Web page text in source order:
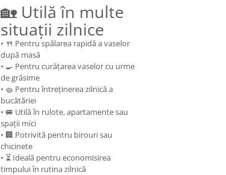
🏡 Utilă în multe
situații zilnice
• 🍴 Pentru spălarea rapidă a vaselor
după masă
• 🍳 Pentru curățarea vaselor cu urme
de grăsime
• 🧽 Pentru întreținerea zilnică a
bucătăriei
• 🚐 Utilă în rulote, apartamente sau
spații mici
• 🏢 Potrivită pentru birouri sau
chicinete
• ⏳ Ideală pentru economisirea
timpului în rutina zilnică